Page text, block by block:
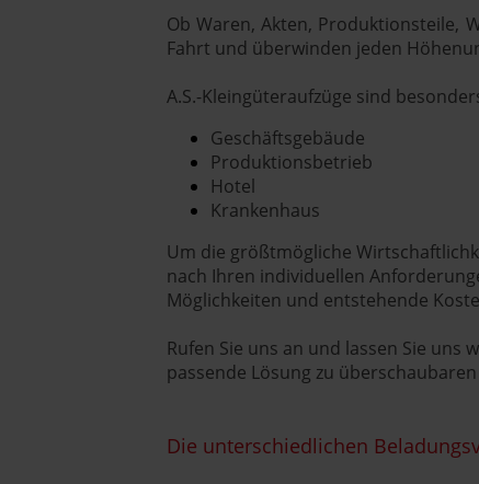
Ob Waren, Akten, Produktionsteile,
Fahrt und überwinden jeden
A.S.-Kleingüteraufzüge sind
Geschäftsgebäude
Produktionsbetrieb
Hotel
Krankenhaus
Um die größtmögliche
nach Ihren individuellen
Möglichkeiten und entstehende
Rufen Sie uns an und lassen Sie
passende Lösung zu
Die unterschiedlichen